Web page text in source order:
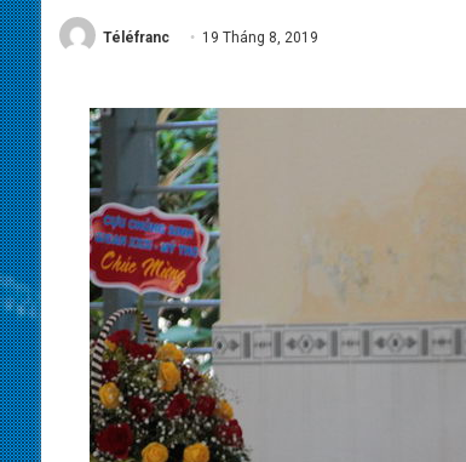
Téléfranc 19 Tháng 8, 2019